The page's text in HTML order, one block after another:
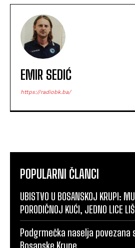
EMIR SEDIĆ
https://radiobk.ba/
POPULARNI ČLANCI
UBISTVO U BOSANSKOJ KRUPI:
PORODIČNOJ KUĆI, JEDNO LICE
Podgrmečka naselja povezana